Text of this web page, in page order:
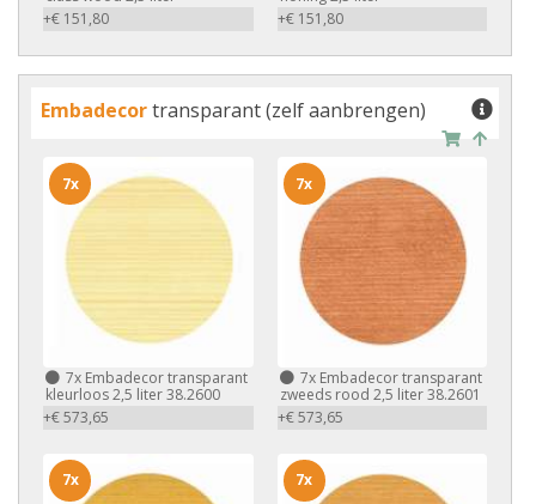
+€ 151,80
+€ 151,80
Embadecortransparant (zelf aanbrengen)
7x Embadecor transparant
kleurloos 2,5 liter 38.2600
+€ 573,65
7x
7xEmbadecor transparant
zweeds rood 2,5 liter 38.2601
+€ 573,65
7x
7x 7x